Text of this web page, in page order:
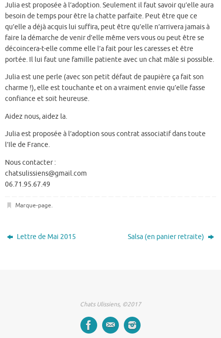
Julia est proposée à l’adoption. Seulement il faut savoir qu’elle aura
besoin de temps pour être la chatte parfaite. Peut être que ce
qu’elle a déjà acquis lui suffira, peut être qu’elle n’arrivera jamais à
faire la démarche de venir d’elle même vers vous ou peut être se
décoincera-t-elle comme elle l’a fait pour les caresses et être
portée. Il lui faut une famille patiente avec un chat mâle si possible.
Julia est une perle (avec son petit défaut de paupière ça fait son
charme !), elle est touchante et on a vraiment envie qu’elle fasse
confiance et soit heureuse.
Aidez nous, aidez la.
Julia est proposée à l’adoption sous contrat associatif dans toute
l’Ile de France.
Nous contacter :
chatsulissiens@gmail.com
06.71.95.67.49
Marque-page.
Lettre de Mai 2015 Salsa (en panier retraite)
Chats Ulissiens, ©2017